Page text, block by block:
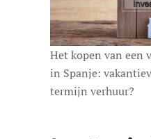
Het kopen van een
in Spanje:
termijn verhuur?